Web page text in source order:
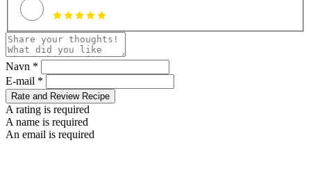
Navn *
E-mail *
Rate and Review Recipe
A rating is required
A name is required
An email is required